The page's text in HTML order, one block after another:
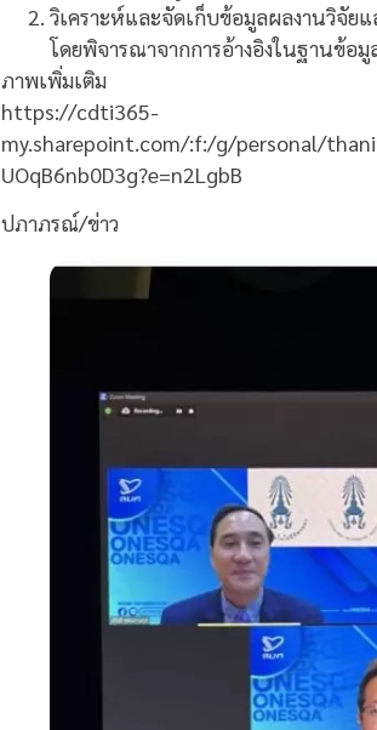
วิเคราะห์และจัดเก็บข้อมูลผลงานวิจัย
โดยพิจารณาจากการอ้างอิงในฐานข้อมู
ภาพเพิ่มเติม
https://cdti365-
my.sharepoint.com/:f:/g/personal/
UOqB6nb0D3g?e=n2LgbB
ปภาภรณ์/ข่าว